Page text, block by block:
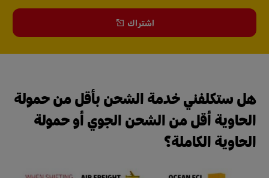
اشتراك
هل ستكلفني خدمة الشحن بأقل من حمولة
الحاوية أقل من الشحن الجوي أو حمولة
الحاوية الكاملة؟